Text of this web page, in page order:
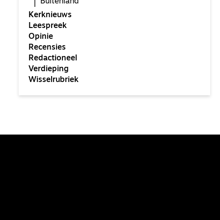
Kerknieuws
Leespreek
Opinie
Recensies
Redactioneel
Verdieping
Wisselrubriek